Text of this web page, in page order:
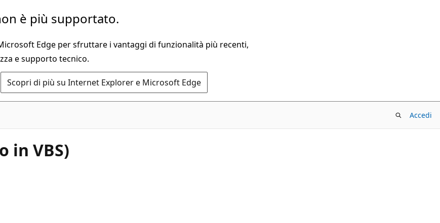
è più supportato.
Edge per sfruttare i vantaggi di funzionalità più recenti,
e supporto tecnico.
Scopri di più su Internet Explorer e Microsoft Edge
Accedi
in VBS)